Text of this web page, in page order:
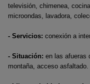
televisión, chimenea,
microondas, lavadora,
- Servicios: conexión a
- Situación: en las afueras
montaña, acceso asfaltado.